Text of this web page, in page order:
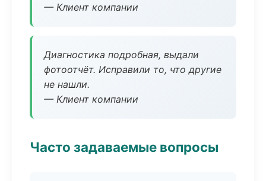
— Клиент компании
Диагностика подробная, выдали
фотоотчёт. Исправили то, что другие
не нашли.
— Клиент компании
Часто задаваемые вопросы